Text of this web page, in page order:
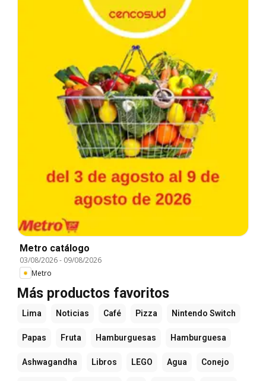
Metro catálogo
03/08/2026- 09/08/2026
Metro
Más productos favoritos
Lima Noticias Café Pizza Nintendo Switch
Papas Fruta Hamburguesas Hamburguesa
Ashwagandha Libros LEGO Agua Conejo